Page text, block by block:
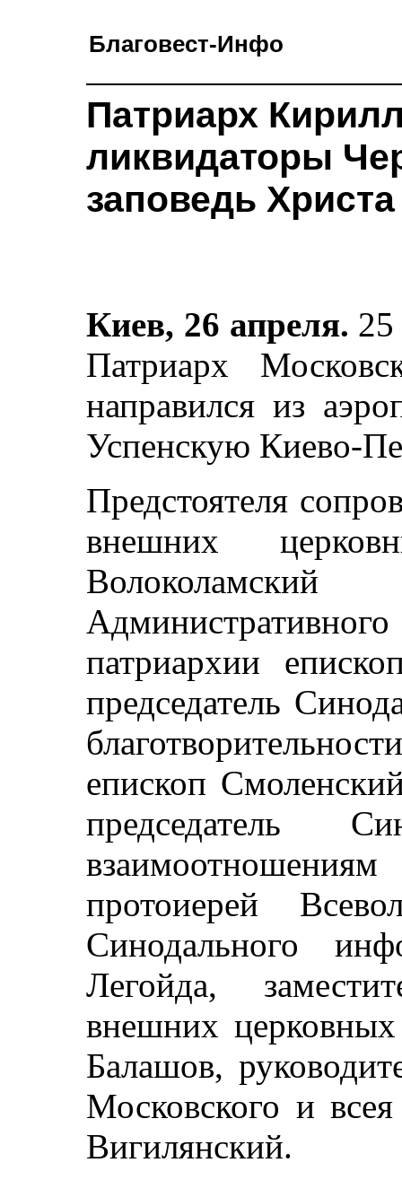
Благовест-Инфо
Патриарх
ликвидаторы
заповедь
Киев, 26 апреля.
Патриарх
направился из
Успенскую Киево-
Предстоятеля
внешних
Волоколамский
патриархии
председатель
епископ
председатель
протоиерей
Синодального
Легойда,
внешних
Балашов,
Московского и
Вигилянский.